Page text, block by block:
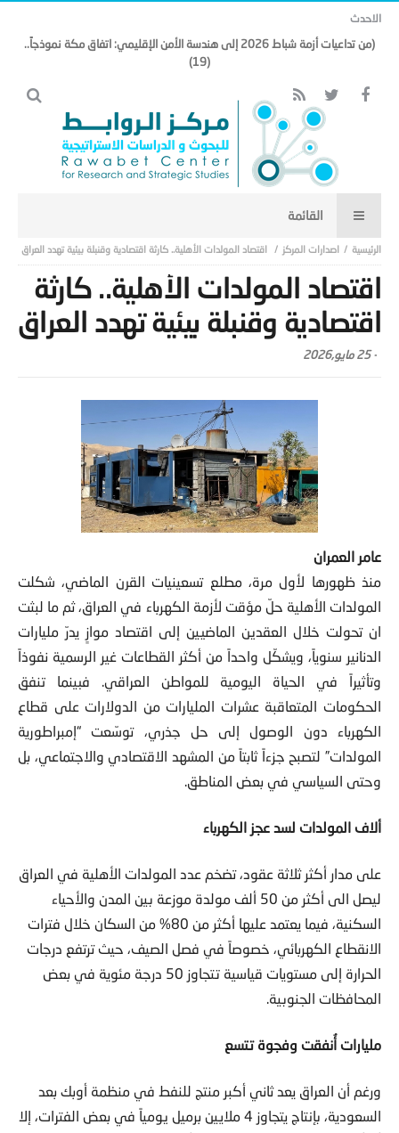
الاحدث
(من تداعيات أزمة شباط 2026 إلى هندسة الأمن الإقليمي: اتفاق مكة نموذجاً..
(19)
اصدارات المركز اقتصاد المولدات الأهلية.. كارثة اقتصادية وقنبلة بيئية تهدد العراق
اقتصاد المولدات الأهلية.. كارثة
اقتصادية وقنبلة بيئية تهدد العراق
-25 مايو,2026
عامر العمران
منذ ظهورها لأول مرة، مطلع تسعينيات القرن الماضي، شكلت
المولدات الأهلية حلّ مؤقت لأزمة الكهرباء في العراق، ثم ما لبثت
ان تحولت خلال العقدين الماضيين إلى اقتصاد موازٍ يدرّ مليارات
الدنانير سنوياً، ويشكّل واحداً من أكثر القطاعات غير الرسمية نفوذاً
وتأثيراً في الحياة اليومية للمواطن العراقي. فبينما تنفق
الحكومات المتعاقبة عشرات المليارات من الدولارات على قطاع
الكهرباء دون الوصول إلى حل جذري، توسّعت “إمبراطورية
المولدات” لتصبح جزءاً ثابتاً من المشهد الاقتصادي والاجتماعي، بل
وحتى السياسي في بعض المناطق.
ألاف المولدات لسد عجز الكهرباء
على مدار أكثر ثلاثة عقود، تضخم عدد المولدات الأهلية في العراق
ليصل الى أكثر من 50 ألف مولدة موزعة بين المدن والأحياء
السكنية، فيما يعتمد عليها أكثر من 80% من السكان خلال فترات
الانقطاع الكهربائي، خصوصاً في فصل الصيف، حيث ترتفع درجات
الحرارة إلى مستويات قياسية تتجاوز 50 درجة مئوية في بعض
المحافظات الجنوبية.
مليارات أُنفقت وفجوة تتسع
ورغم أن العراق يعد ثاني أكبر منتج للنفط في منظمة أوبك بعد
السعودية، بإنتاج يتجاوز 4 ملايين برميل يومياً في بعض الفترات، إلا